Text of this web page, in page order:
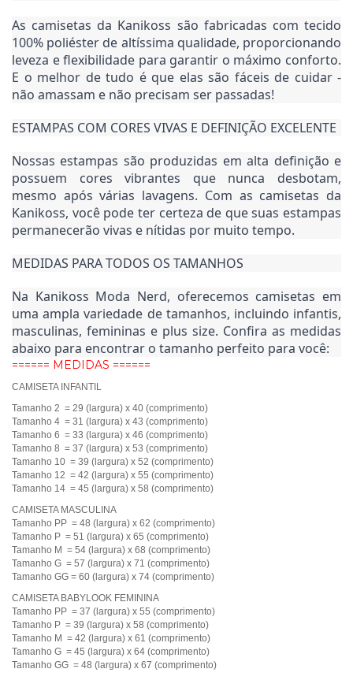
As camisetas da Kanikoss são fabricadas com tecido
100% poliéster de altíssima qualidade, proporcionando
leveza e flexibilidade para garantir o máximo conforto.
E o melhor de tudo é que elas são fáceis de cuidar -
não amassam e não precisam ser passadas!
ESTAMPAS COM CORES VIVAS E DEFINIÇÃO EXCELENTE
Nossas estampas são produzidas em alta definição e
possuem cores vibrantes que nunca desbotam,
mesmo após várias lavagens. Com as camisetas da
Kanikoss, você pode ter certeza de que suas estampas
permanecerão vivas e nítidas por muito tempo.
MEDIDAS PARA TODOS OS TAMANHOS
Na Kanikoss Moda Nerd, oferecemos camisetas em
uma ampla variedade de tamanhos, incluindo infantis,
masculinas, femininas e plus size. Confira as medidas
abaixo para encontrar o tamanho perfeito para você:
====== MEDIDAS ======
CAMISETA INFANTIL
Tamanho 2 = 29 (largura) x 40 (comprimento)
Tamanho 4 = 31 (largura) x 43 (comprimento)
Tamanho 6 = 33 (largura) x 46 (comprimento)
Tamanho 8 = 37 (largura) x 53 (comprimento)
Tamanho 10 = 39 (largura) x 52 (comprimento)
Tamanho 12 = 42 (largura) x 55 (comprimento)
Tamanho 14 = 45 (largura) x 58 (comprimento)
CAMISETA MASCULINA
Tamanho PP = 48 (largura) x 62 (comprimento)
Tamanho P = 51 (largura) x 65 (comprimento)
Tamanho M = 54 (largura) x 68 (comprimento)
Tamanho G = 57 (largura) x 71 (comprimento)
Tamanho GG = 60 (largura) x 74 (comprimento)
CAMISETA BABYLOOK FEMININA
Tamanho PP = 37 (largura) x 55 (comprimento)
Tamanho P = 39 (largura) x 58 (comprimento)
Tamanho M = 42 (largura) x 61 (comprimento)
Tamanho G = 45 (largura) x 64 (comprimento)
Tamanho GG = 48 (largura) x 67 (comprimento)